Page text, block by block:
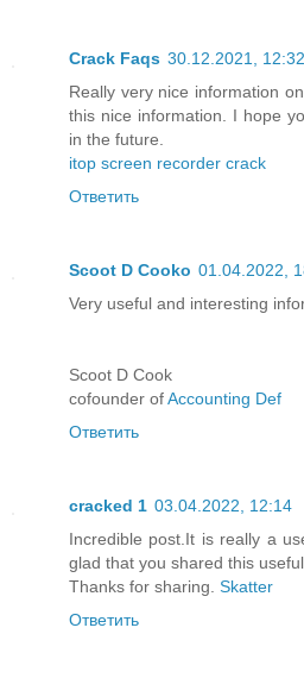
Crack Faqs 30.12.2021, 12:32
Really very nice information
this nice information. I hope
in the future.
itop screen recorder crack
Ответить
Scoot D Cooko 01.04.2022,
Very useful and interesting
Scoot D Cook
cofounder ofAccounting Def
Ответить
cracked 1 03.04.2022, 12:14
Incredible post.It is really a
glad that you shared this
Thanks for sharing. Skatter
Ответить